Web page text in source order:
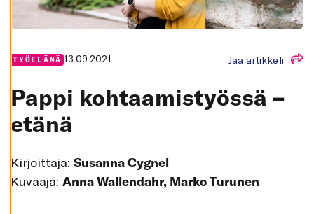
I
I
Ä
S
I
K
TYÖELÄMÄ 13.09.2021 Jaa artikkeli
Pappi kohtaamistyössä –
etänä
Kirjoittaja: Susanna Cygnel
Kuvaaja: Anna Wallendahr, Marko Turunen